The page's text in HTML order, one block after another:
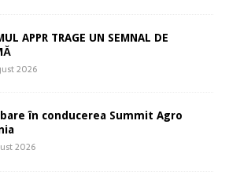
APPR TRAGE UN SEMNAL DE
2026
în conducerea Summit Agro
2026